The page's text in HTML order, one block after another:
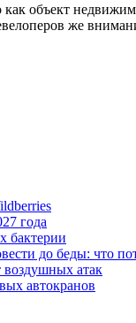
объект
же
года
бактерии
до беды: что
воздушных атак
автокранов